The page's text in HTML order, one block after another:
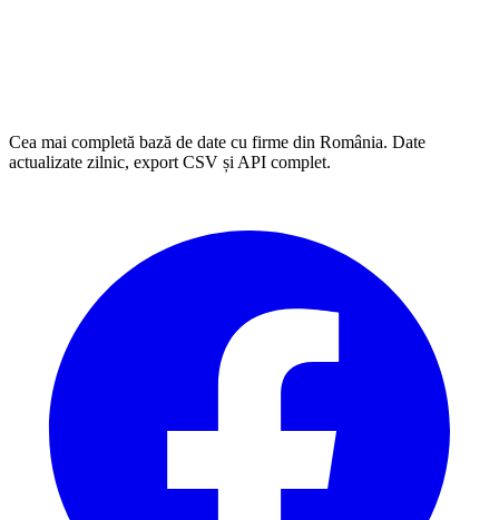
Cea mai completă bază de date cu firme din România. Date
actualizate zilnic, export CSV și API complet.